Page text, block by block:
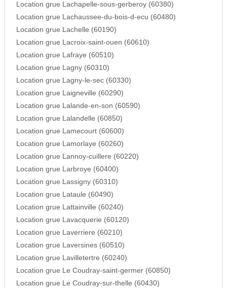
Location grue Lachapelle-sous-gerberoy (60380)
Location grue Lachaussee-du-bois-d-ecu (60480)
Location grue Lachelle (60190)
Location grue Lacroix-saint-ouen (60610)
Location grue Lafraye (60510)
Location grue Lagny (60310)
Location grue Lagny-le-sec (60330)
Location grue Laigneville (60290)
Location grue Lalande-en-son (60590)
Location grue Lalandelle (60850)
Location grue Lamecourt (60600)
Location grue Lamorlaye (60260)
Location grue Lannoy-cuillere (60220)
Location grue Larbroye (60400)
Location grue Lassigny (60310)
Location grue Lataule (60490)
Location grue Lattainville (60240)
Location grue Lavacquerie (60120)
Location grue Laverriere (60210)
Location grue Laversines (60510)
Location grue Lavilletertre (60240)
Location grue Le Coudray-saint-germer (60850)
Location grue Le Coudray-sur-thelle (60430)